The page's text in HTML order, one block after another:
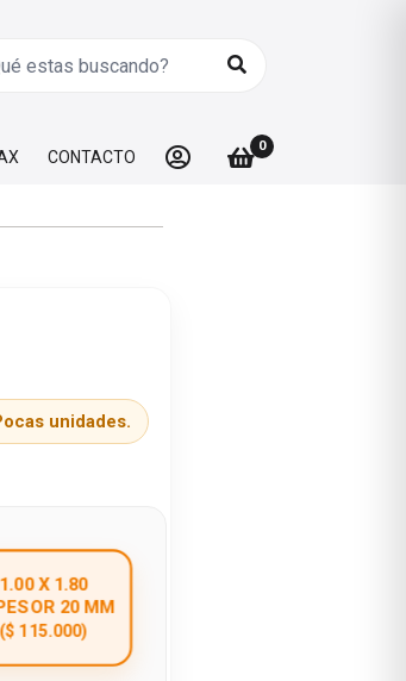
CONTACTO
0
unidades.
1.00 X 1.80
20 MM
($ 115.000)